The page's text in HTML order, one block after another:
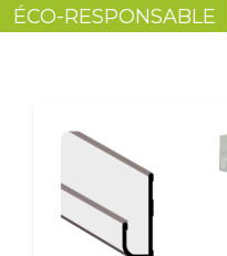
ÉCO-RESPONSABLE